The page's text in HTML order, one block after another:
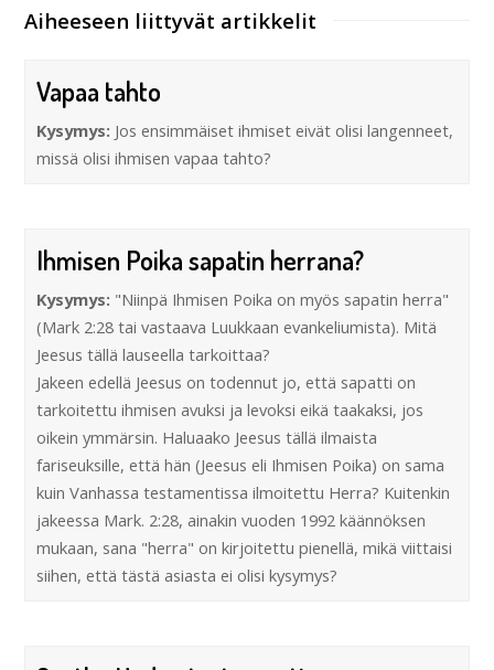
Aiheeseen liittyvät artikkelit
Vapaa tahto
Kysymys: Jos ensimmäiset ihmiset eivät olisi langenneet,
missä olisi ihmisen vapaa tahto?
Ihmisen Poika sapatin herrana?
Kysymys: "Niinpä Ihmisen Poika on myös sapatin herra"
(Mark 2:28 tai vastaava Luukkaan evankeliumista). Mitä
Jeesus tällä lauseella tarkoittaa?
Jakeen edellä Jeesus on todennut jo, että sapatti on
tarkoitettu ihmisen avuksi ja levoksi eikä taakaksi, jos
oikein ymmärsin. Haluaako Jeesus tällä ilmaista
fariseuksille, että hän (Jeesus eli Ihmisen Poika) on sama
kuin Vanhassa testamentissa ilmoitettu Herra? Kuitenkin
jakeessa Mark. 2:28, ainakin vuoden 1992 käännöksen
mukaan, sana "herra" on kirjoitettu pienellä, mikä viittaisi
siihen, että tästä asiasta ei olisi kysymys?